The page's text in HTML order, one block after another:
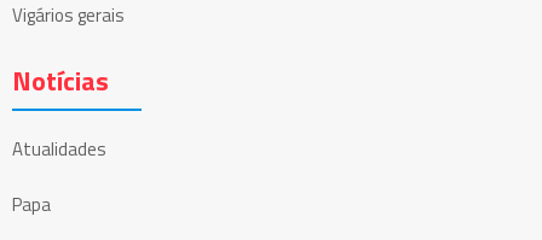
Vigários gerais
Notícias
Atualidades
Papa